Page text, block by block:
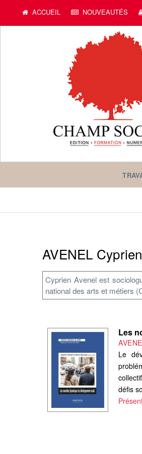
ACCUEIL NOUVEAUTÉS
AVENEL Cyprien
Cyprien Avenel est
national des arts et métiers
Les
Le
défis